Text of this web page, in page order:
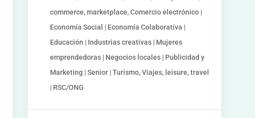
commerce, marketplace, Comercio electrónico |
Economía Social | Economía Colaborativa |
Educación | Industrias creativas | Mujeres
emprendedoras | Negocios locales | Publicidad y
Marketing | Senior | Turismo, Viajes, leisure, travel
| RSC/ONG